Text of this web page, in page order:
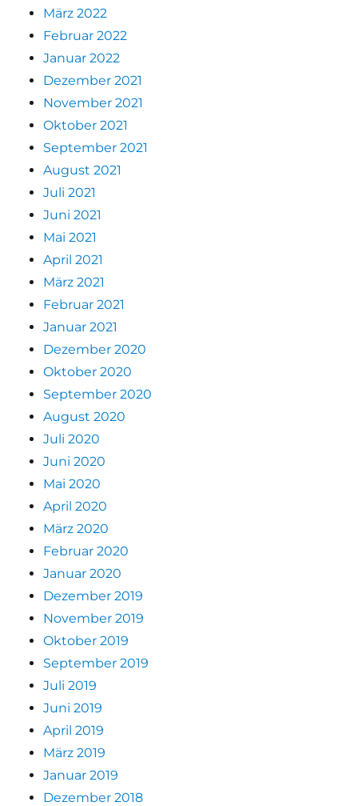
März 2022
Februar 2022
Januar 2022
Dezember 2021
November 2021
Oktober 2021
September 2021
August 2021
Juli 2021
Juni 2021
Mai 2021
April 2021
März 2021
Februar 2021
Januar 2021
Dezember 2020
Oktober 2020
September 2020
August 2020
Juli 2020
Juni 2020
Mai 2020
April 2020
März 2020
Februar 2020
Januar 2020
Dezember 2019
November 2019
Oktober 2019
September 2019
Juli 2019
Juni 2019
April 2019
März 2019
Januar 2019
Dezember 2018